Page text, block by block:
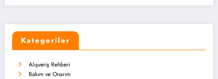
Kategoriler
Alışveriş Rehberi
Bakım ve Onarım